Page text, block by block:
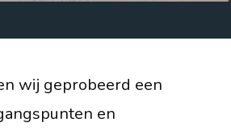
wij geprobeerd een
en